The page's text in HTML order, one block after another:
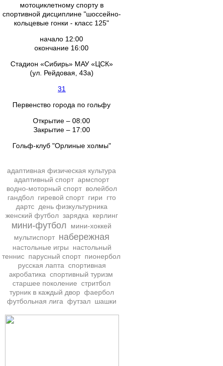
мотоциклетному спорту в
спортивной дисциплине "шоссейно-
кольцевые гонки - класс 125"
начало 12:00
окончание 16:00
Стадион «Сибирь» МАУ «ЦСК»
(ул. Рейдовая, 43а)
31
Первенство города по гольфу
Открытие – 08:00
Закрытие – 17:00
Гольф-клуб "Орлиные холмы"
адаптивная физическая культура
адаптивный спорт армспорт
водно-моторный спорт волейбол
гандбол гиревой спорт гири
гто
дартс день физкультурника
женский футбол зарядка керлинг
мини-футбол
мини-хоккей
мультиспорт набережная
настольные игры
настольный
теннис парусный спорт пионербол
русская лапта спортивная
акробатика спортивный туризм
старшее поколение стритбол
турник в каждый двор фаербол
футбольная лига футзал шашки